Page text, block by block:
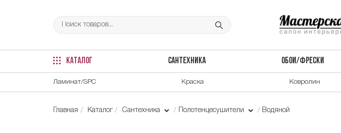
КАТАЛОГ САНТЕХНИКА ОБОИ/ФРЕСКИ
Ламинат/SPC Краска Ковролин
Главная Каталог Сантехника Полотенцесушители Водяной